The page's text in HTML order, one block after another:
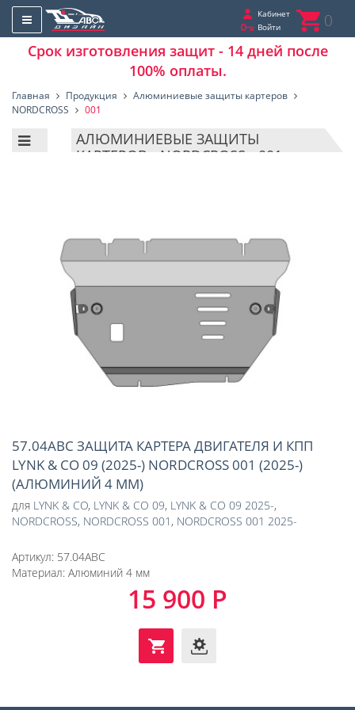
Кабинет
Войти
0
Срок изготовления защит - 14 дней после
100% оплаты.
Главная Продукция
Алюминиевые защиты картеров
NORDCROSS
001
АЛЮМИНИЕВЫЕ ЗАЩИТЫ
КАРТЕРОВ - NORDCROSS - 001
57.04ABC ЗАЩИТА КАРТЕРА ДВИГАТЕЛЯ И КПП
LYNK & CO 09 (2025-) NORDCROSS 001 (2025-)
(АЛЮМИНИЙ 4 ММ)
для LYNK & CO, LYNK & CO 09, LYNK & CO 09 2025-,
NORDCROSS, NORDCROSS 001 , NORDCROSS 001 2025-
Артикул: 57.04ABC
Материал: Алюминий 4 мм
15 900 Р